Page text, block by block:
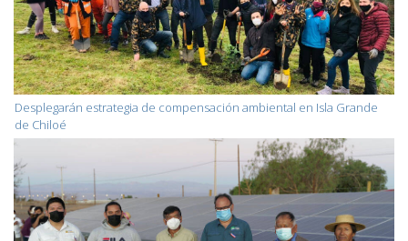
Desplegarán estrategia de compensación ambiental en Isla Grande
de Chiloé